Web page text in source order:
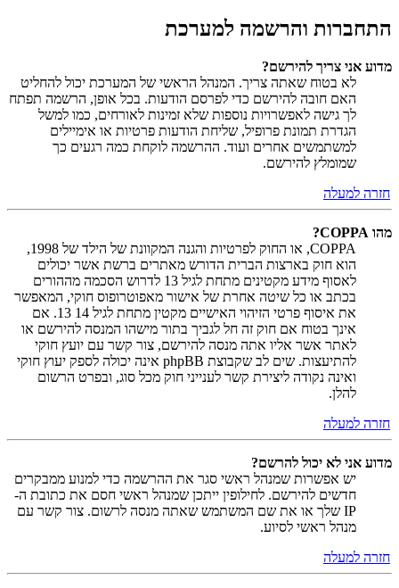
התחברות והרשמה למערכת
מדוע אני צריך להירשם?
לא בטוח שאתה צריך. המנהל הראשי של המערכת יכול להחליט
האם חובה להירשם כדי לפרסם הודעות. בכל אופן, הרשמה תפתח
לך גישה לאפשרויות נוספות שלא זמינות לאורחים, כמו למשל
הגדרת תמונת פרופיל, שליחת הודעות פרטיות או אימיילים
למשתמשים אחרים ועוד. ההרשמה לוקחת כמה רגעים כך
שמומלץ להירשם.
חזרה למעלה
מהו COPPA?
COPPA, או החוק לפרטיות והגנה המקוונת של הילד של 1998,
הוא חוק בארצות הברית הדורש מאתרים ברשת אשר יכולים
לאסוף מידע מקטינים מתחת לגיל 13 לדרוש הסכמה מההורים
בכתב או כל שיטה אחרת של אישור מאפוטרופוס חוקי, המאפשר
את איסוף פרטי הזיהוי האישיים מקטין מתחת לגיל 14 13. אם
אינך בטוח אם חוק זה חל לגביך בתור מישהו המנסה להירשם או
לאתר אשר אליו אתה מנסה להירשם, צור קשר עם יועץ חוקי
להתיעצות. שים לב שקבוצת phpBB אינה יכולה לספק יעוץ חוקי
ואינה נקודה ליצירת קשר לענייני חוק מכל סוג, ובפרט הרשום
להלן.
חזרה למעלה
מדוע אני לא יכול להרשם?
יש אפשרות שמנהל ראשי סגר את ההרשמה כדי למנוע ממבקרים
חדשים להירשם. לחילופין ייתכן שמנהל ראשי חסם את כתובת ה-
IP שלך או את שם המשתמש שאתה מנסה לרשום. צור קשר עם
מנהל ראשי לסיוע.
חזרה למעלה